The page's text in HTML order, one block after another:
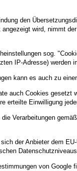
den
wird, nimmt
sog.
IP-Adresse) werden
kann es auch zu
auch Cookies gesetzt
erteilte Einwilligung
Verarbeitungen
der Anbieter dem
von Google